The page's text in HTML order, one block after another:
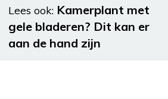
Lees ook: Kamerplant met
gele bladeren? Dit kan er
aan de hand zijn